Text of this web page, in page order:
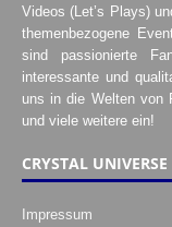
Videos (Let’s Plays)
themenbezogene
sind passionierte
interessante und
uns in die Welten von
und viele weitere ein!
CRYSTAL UNIVERSE
Impressum